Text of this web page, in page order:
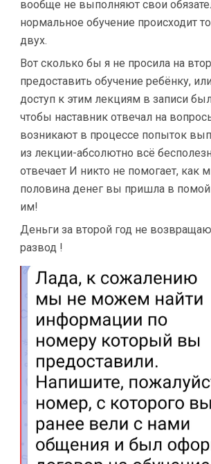
вообще не выполняют свои
нормальное обучение происходит
двух.
Вот сколько бы я не просила на
предоставить обучение ребёнку,
доступ к этим лекциям в записи
чтобы наставник отвечал на
возникают в процессе попыток
из лекции-абсолютно всё
отвечает И никто не помогает, как
половина денег вы пришла в
им!
Деньги за второй год не
развод !